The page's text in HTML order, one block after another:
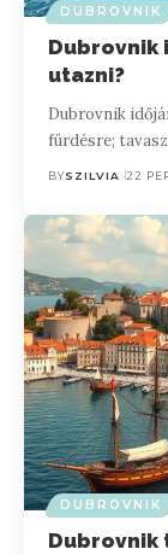
DUBROVNIK
Dubrovnik
utazni?
Dubrovnik
fürdésre;
BYSZILVIA 22
DUBROVNIK
Dubrovnik